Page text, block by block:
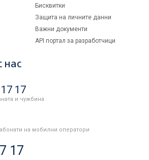
Бисквитки
Защита на личните данни
Важни документи
API портал за разработчици
нас
17
и чужбина
на мобилни оператори
17